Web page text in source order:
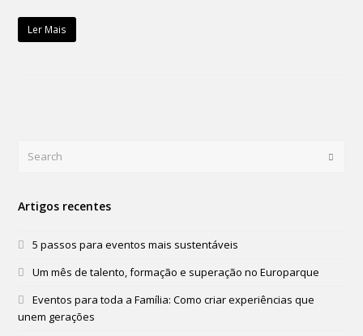
Ler Mais
Artigos recentes
5 passos para eventos mais sustentáveis
Um mês de talento, formação e superação no Europarque
Eventos para toda a Família: Como criar experiências que
unem gerações